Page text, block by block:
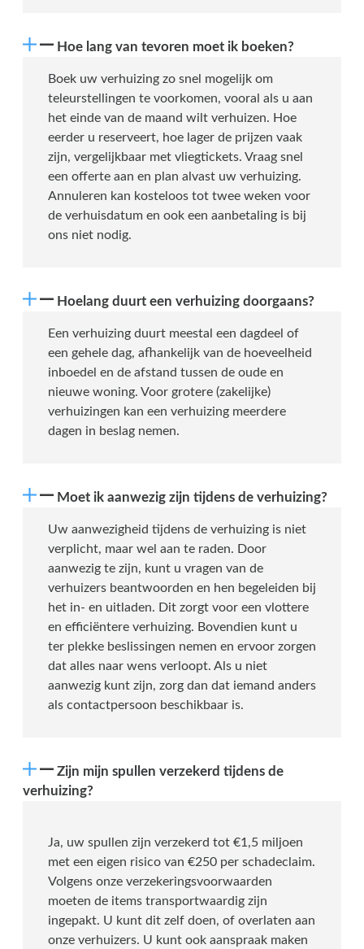
Hoe lang van tevoren moet ik boeken?
Boek uw verhuizing zo snel mogelijk om
teleurstellingen te voorkomen, vooral als u aan
het einde van de maand wilt verhuizen. Hoe
eerder u reserveert, hoe lager de prijzen vaak
zijn, vergelijkbaar met vliegtickets. Vraag snel
een offerte aan en plan alvast uw verhuizing.
Annuleren kan kosteloos tot twee weken voor
de verhuisdatum en ook een aanbetaling is bij
ons niet nodig.
Hoelang duurt een verhuizing doorgaans?
Een verhuizing duurt meestal een dagdeel of
een gehele dag, afhankelijk van de hoeveelheid
inboedel en de afstand tussen de oude en
nieuwe woning. Voor grotere (zakelijke)
verhuizingen kan een verhuizing meerdere
dagen in beslag nemen.
Moet ik aanwezig zijn tijdens de verhuizing?
Uw aanwezigheid tijdens de verhuizing is niet
verplicht, maar wel aan te raden. Door
aanwezig te zijn, kunt u vragen van de
verhuizers beantwoorden en hen begeleiden bij
het in- en uitladen. Dit zorgt voor een vlottere
en efficiëntere verhuizing. Bovendien kunt u
ter plekke beslissingen nemen en ervoor zorgen
dat alles naar wens verloopt. Als u niet
aanwezig kunt zijn, zorg dan dat iemand anders
als contactpersoon beschikbaar is.
Zijn mijn spullen verzekerd tijdens de
verhuizing?
Ja, uw spullen zijn verzekerd tot €1,5 miljoen
met een eigen risico van €250 per schadeclaim.
Volgens onze verzekeringsvoorwaarden
moeten de items transportwaardig zijn
ingepakt. U kunt dit zelf doen, of overlaten aan
onze verhuizers. U kunt ook aanspraak maken